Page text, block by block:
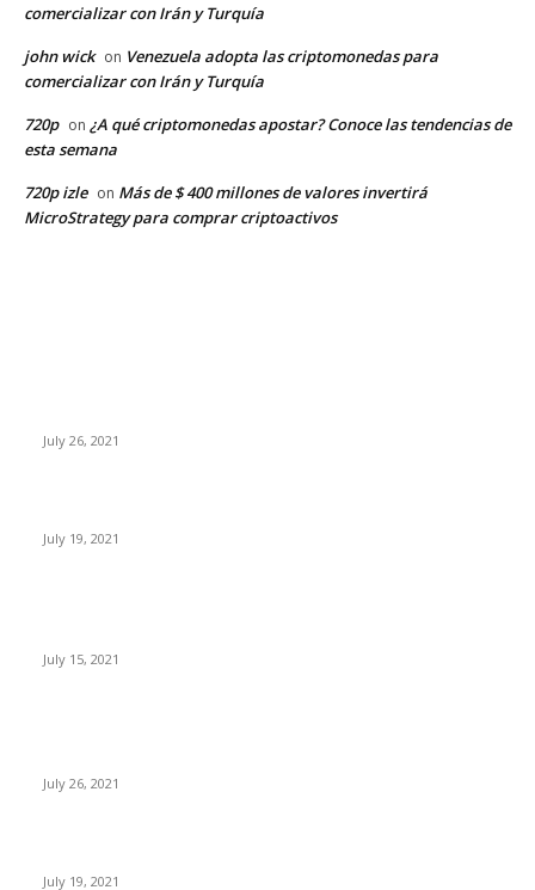
comercializar con Irán y Turquía
john wick on Venezuela adopta las criptomonedas para
comercializar con Irán y Turquía
720p on ¿A qué criptomonedas apostar? Conoce las tendencias de
esta semana
720p izle on Más de $ 400 millones de valores invertirá
MicroStrategy para comprar criptoactivos
July 26, 2021
July 19, 2021
July 15, 2021
July 26, 2021
July 19, 2021